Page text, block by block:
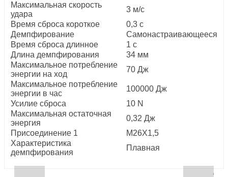
Максимальная скорость
удара
3 м/с
Время сброса короткое
0,3 с
Демпфирование
Самонастраивающееся
Время сброса длинное
1 с
Длина демпфирования
34 мм
Максимальное потребление
энергии на ход
70 Дж
Максимальное потребление
энергии в час
100000 Дж
Усилие сброса
10 N
Максимальная остаточная
энергия
0,32 Дж
Присоединение 1
M26X1,5
Характеристика
демпфирования
Плавная